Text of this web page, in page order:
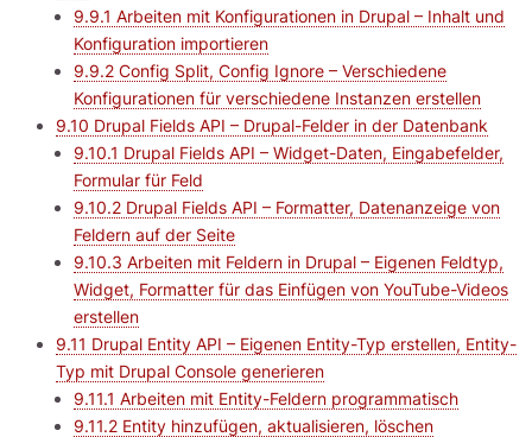
9.9.1 Arbeiten mit Konfigurationen in Drupal – Inhalt und
Konfiguration importieren
9.9.2 Config Split, Config Ignore – Verschiedene
Konfigurationen für verschiedene Instanzen erstellen
9.10 Drupal Fields API – Drupal-Felder in der Datenbank
9.10.1 Drupal Fields API – Widget-Daten, Eingabefelder,
Formular für Feld
9.10.2 Drupal Fields API – Formatter, Datenanzeige von
Feldern auf der Seite
9.10.3 Arbeiten mit Feldern in Drupal – Eigenen Feldtyp,
Widget, Formatter für das Einfügen von YouTube-Videos
erstellen
9.11 Drupal Entity API – Eigenen Entity-Typ erstellen, Entity-
Typ mit Drupal Console generieren
9.11.1 Arbeiten mit Entity-Feldern programmatisch
9.11.2 Entity hinzufügen, aktualisieren, löschen